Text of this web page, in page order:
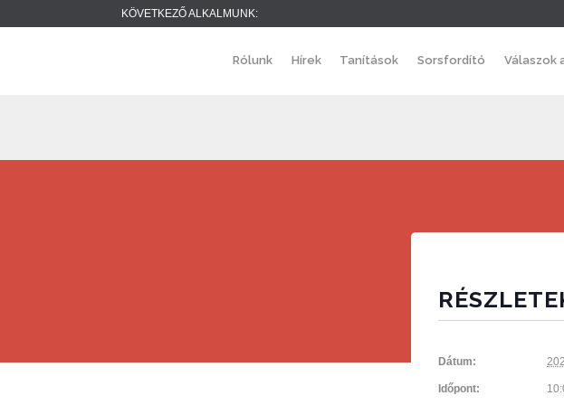
KÖVETKEZŐ ALKALMUNK:
Rólunk Hírek Tanítások Sorsfordító Válaszok
Dátum:
Időpont: